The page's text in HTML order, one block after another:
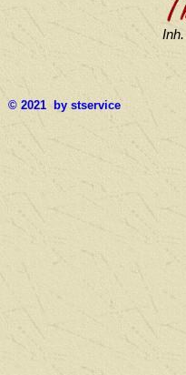
© 2021 by stservice